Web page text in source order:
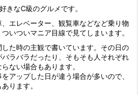
きなC級のグルメです。
エレベーター、観覧車などなど乗り物
いついマニア目線で見てしまいます。
た時の主観で書いています。その日の
ラバラだったり、そもそも人それぞれ
ない場合もあります。
アップした日が違う場合が多いので、
ります。